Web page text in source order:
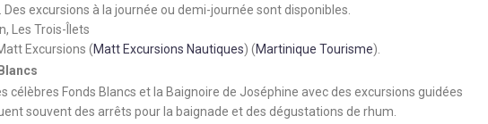
excursions à la journée ou demi-journée sont disponibles.
Les Trois-Îlets
Excursions​ (Matt Excursions Nautiques) (Martinique Tourisme)
célèbres Fonds Blancs et la Baignoire de Joséphine avec des excursions guidées
souvent des arrêts pour la baignade et des dégustations de rhum.